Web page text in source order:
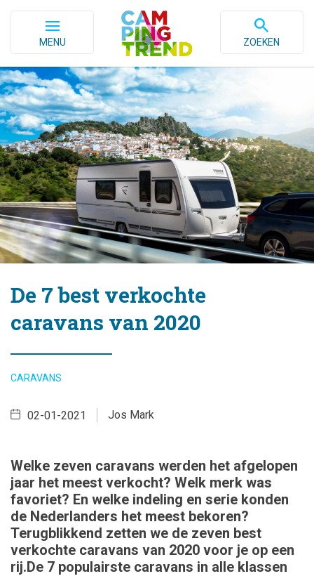
MENU ZOEKEN
De 7 best verkochte
caravans van 2020
CARAVANS
Jos Mark
02-01-2021
Welke zeven caravans werden het afgelopen
jaar het meest verkocht? Welk merk was
favoriet? En welke indeling en serie konden
de Nederlanders het meest bekoren?
Terugblikkend zetten we de zeven best
verkochte caravans van 2020 voor je op een
rij.De 7 populairste caravans in alle klassen